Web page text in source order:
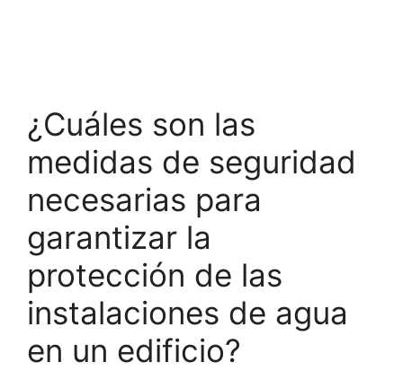
¿Cuáles son las
medidas de seguridad
necesarias para
garantizar la
protección de las
instalaciones de agua
en un edificio?